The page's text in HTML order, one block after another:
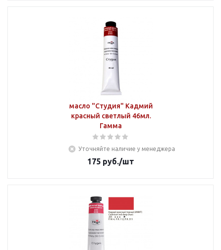
масло "Студия" Кадмий
красный светлый 46мл.
Гамма
Уточняйте наличие у менеджера
175 руб./шт